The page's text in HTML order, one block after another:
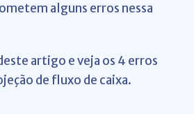
alguns erros nessa
artigo e veja os 4 erros
de fluxo de caixa.